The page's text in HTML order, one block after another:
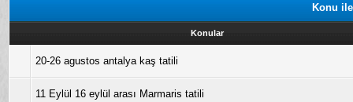
Konu
Konular
20-26 agustos antalya kaş tatili
11 Eylül 16 eylül arası Marmaris tatili